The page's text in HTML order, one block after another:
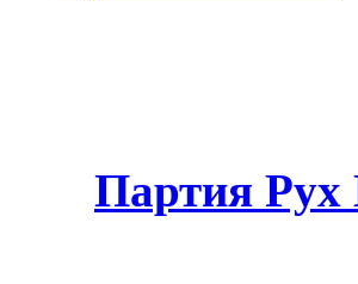
Партия